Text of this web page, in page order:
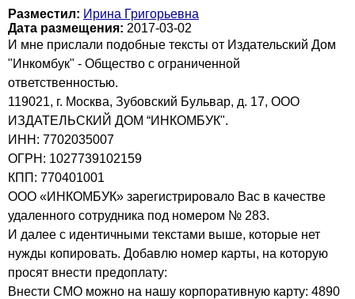
Разместил: Ирина Григорьевна
Дата размещения: 2017-03-02
И мне прислали подобные тексты от Издательский Дом
"Инкомбук" - Общество с ограниченной
ответственностью.
119021, г. Москва, Зубовский Бульвар, д. 17, ООО
ИЗДАТЕЛЬСКИЙ ДОМ “ИНКОМБУК".
ИНН: 7702035007
ОГРН: 1027739102159
КПП: 770401001
ООО «ИНКОМБУК» зарегистрировало Вас в качестве
удаленного сотрудника под номером № 283.
И далее с идентичными текстами выше, которые нет
нужды копировать. Добавлю номер карты, на которую
просят внести предоплату:
Внести СМО можно на нашу корпоративную карту: 4890